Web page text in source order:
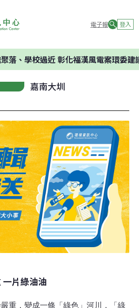
電子報 登入
過近 彰化福漢風電案環委建議不應開發
嘉南大圳
一片綠油油
重，變成一條「綠色」河川，「綠